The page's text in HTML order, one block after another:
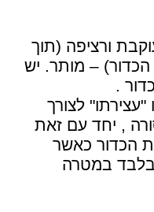
ורציפה (תוך
– מותר. יש
.
לצורך
, יחד עם זאת
הכדור כאשר
במטרה